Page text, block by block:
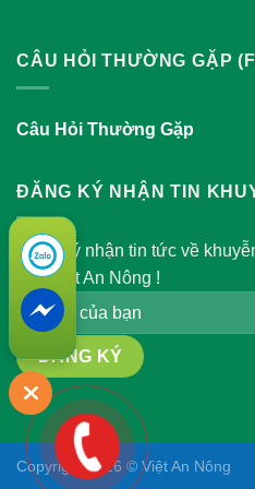
CÂU HỎI THƯỜNG GẶP
Câu Hỏi Thường Gặp
ĐĂNG KÝ NHẬN TIN
Đăng ký nhận tin tức về
của Việt An Nông !
Copyright 2026 © Việt An Nông